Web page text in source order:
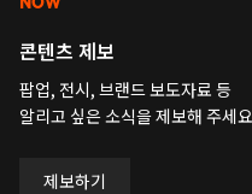
콘텐츠 제보
팝업, 전시, 브랜드 보도자료 등
알리고 싶은 소식을 제보해 주세
제보하기